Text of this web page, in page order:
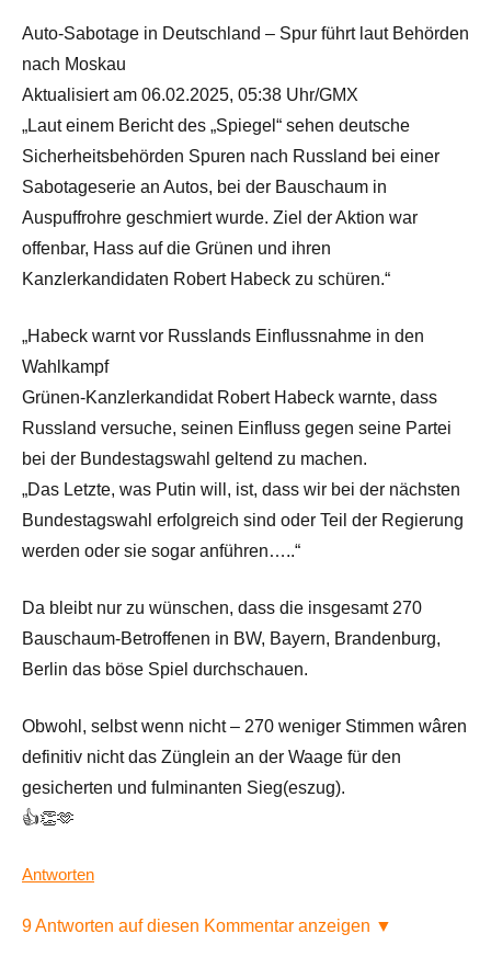
Auto-Sabotage in Deutschland – Spur führt laut Behörden
nach Moskau
Aktualisiert am 06.02.2025, 05:38 Uhr/GMX
„Laut einem Bericht des „Spiegel“ sehen deutsche
Sicherheitsbehörden Spuren nach Russland bei einer
Sabotageserie an Autos, bei der Bauschaum in
Auspuffrohre geschmiert wurde. Ziel der Aktion war
offenbar, Hass auf die Grünen und ihren
Kanzlerkandidaten Robert Habeck zu schüren.“
„Habeck warnt vor Russlands Einflussnahme in den
Wahlkampf
Grünen-Kanzlerkandidat Robert Habeck warnte, dass
Russland versuche, seinen Einfluss gegen seine Partei
bei der Bundestagswahl geltend zu machen.
„Das Letzte, was Putin will, ist, dass wir bei der nächsten
Bundestagswahl erfolgreich sind oder Teil der Regierung
werden oder sie sogar anführen…..“
Da bleibt nur zu wünschen, dass die insgesamt 270
Bauschaum-Betroffenen in BW, Bayern, Brandenburg,
Berlin das böse Spiel durchschauen.
Obwohl, selbst wenn nicht – 270 weniger Stimmen wâren
definitiv nicht das Zünglein an der Waage für den
gesicherten und fulminanten Sieg(eszug).
👍👏🫶
Antworten
9 Antworten auf diesen Kommentar anzeigen ▼